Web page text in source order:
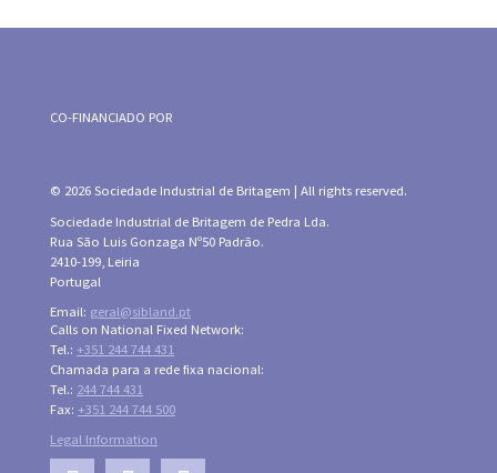
CO-FINANCIADO POR
© 2026 Sociedade Industrial de Britagem | All rights reserved.
Sociedade Industrial de Britagem de Pedra Lda.
Rua São Luis Gonzaga Nº50 Padrão.
2410-199, Leiria
Portugal
Email: geral@sibland.pt
Calls on National Fixed Network:
Tel.: +351 244 744 431
Chamada para a rede fixa nacional:
Tel.: 244 744 431
Fax: +351 244 744 500
Legal Information